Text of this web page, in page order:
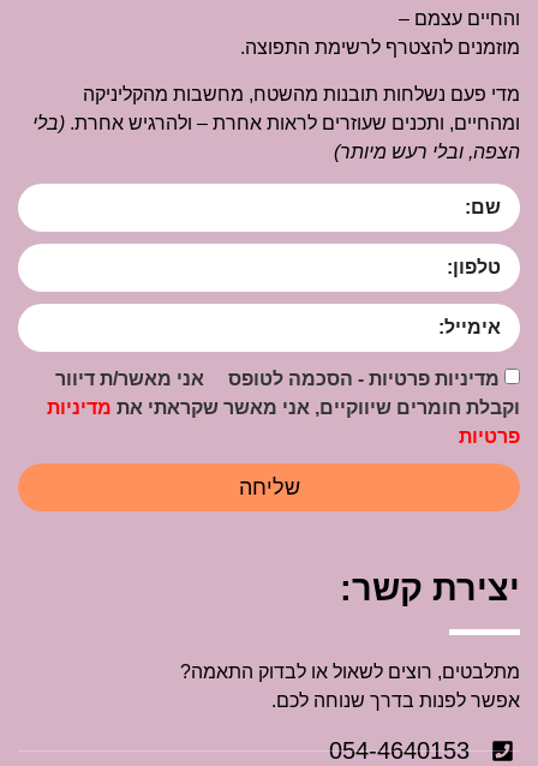
והחיים עצמם –
מוזמנים להצטרף לרשימת התפוצה.
מדי פעם נשלחות תובנות מהשטח, מחשבות מהקליניקה
ומהחיים, ותכנים שעוזרים לראות אחרת – ולהרגיש אחרת. (בלי
הצפה, ובלי רעש מיותר)
מדיניות פרטיות - הסכמה לטופס אני מאשר/ת דיוור
וקבלת חומרים שיווקיים, אני מאשר שקראתי את מדיניות
פרטיות
שליחה
יצירת קשר:
מתלבטים, רוצים לשאול או לבדוק התאמה?
אפשר לפנות בדרך שנוחה לכם.
054-4640153